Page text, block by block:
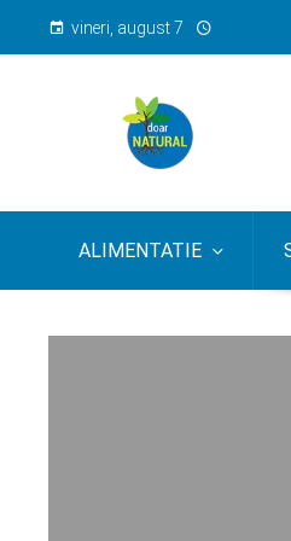
vineri, august 7
ALIMENTATIE